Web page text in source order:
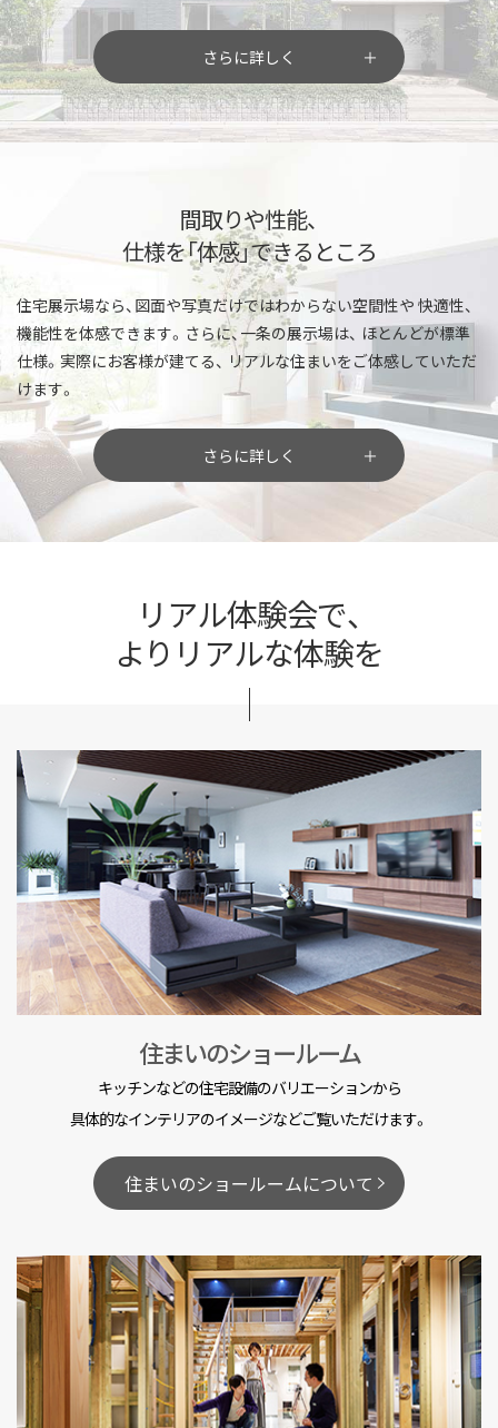
さらに詳しく
間取りや性能、
仕様を「体感」できるところ
住宅展示場なら、図面や写真だけではわからない空間性や 快適性、
機能性を体感できます。さらに、一条の展示場は、 ほとんどが標準
仕様。実際にお客様が建てる、 リアルな住まいをご体感していただ
けます。
さらに詳しく
リアル体験会で、
よりリアルな体験を
住まいのショールーム
キッチンなどの住宅設備のバリエーションから
具体的なインテリアのイメージなどご覧いただけます。
住まいのショールームについて